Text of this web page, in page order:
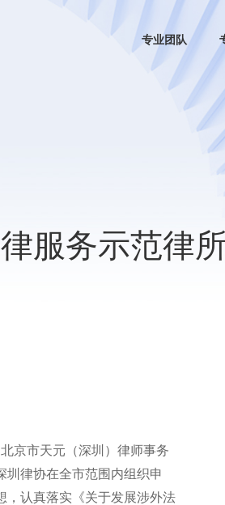
专业团队
服务示范律
京市天元（深圳）律师事务
圳律协在全市范围内组织申
，认真落实《关于发展涉外法